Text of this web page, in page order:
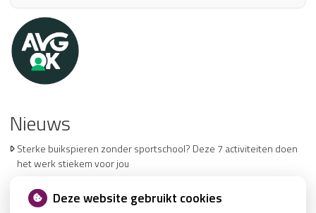
Nieuws
Sterke buikspieren zonder sportschool? Deze 7 activiteiten doen
het werk stiekem voor jou
meer
Deze website gebruikt cookies